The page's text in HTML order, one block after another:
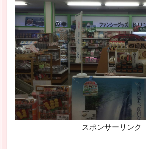
スポンサーリンク